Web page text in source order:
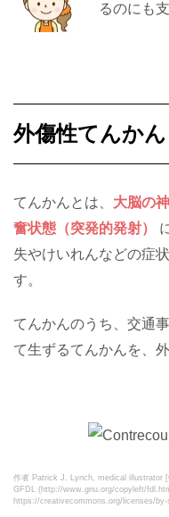
るのにも
外傷性てんか
てんかんとは、 大脳の
奮状態（突発的発射）
失やけいれんなどの症
す。
てんかんのうち、交通
て生ずるてんかんを、
作者 Patrick J. Lynch, medical illustrator
GFDL (http://www.gnu.org/copyleft/
https://creativecommons.org/licenses/